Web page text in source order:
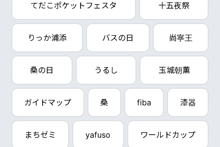
てだこポケットフェスタ 十五夜祭
りっか浦添 バスの日 尚寧王
桑の日 うるし 玉城朝薫
ガイドマップ 桑 fiba 漆器
まちゼミ yafuso ワールドカップ